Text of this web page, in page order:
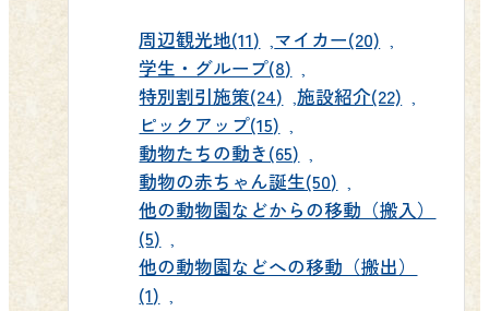
周辺観光地(11)
マイカー(20)
学生・グループ(8)
特別割引施策(24) 施設紹介(22)
ピックアップ(15)
動物たちの動き(65)
動物の赤ちゃん誕生(50)
他の動物園などからの移動（搬入）
(5)
他の動物園などへの移動（搬出）
(1)